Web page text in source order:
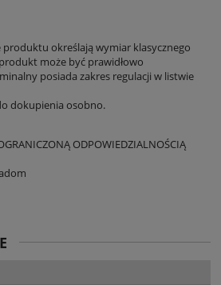
określają wymiar klasycznego
może być prawidłowo
posiada zakres regulacji w listwie
dokupienia osobno.
ODPOWIEDZIALNOŚCIĄ